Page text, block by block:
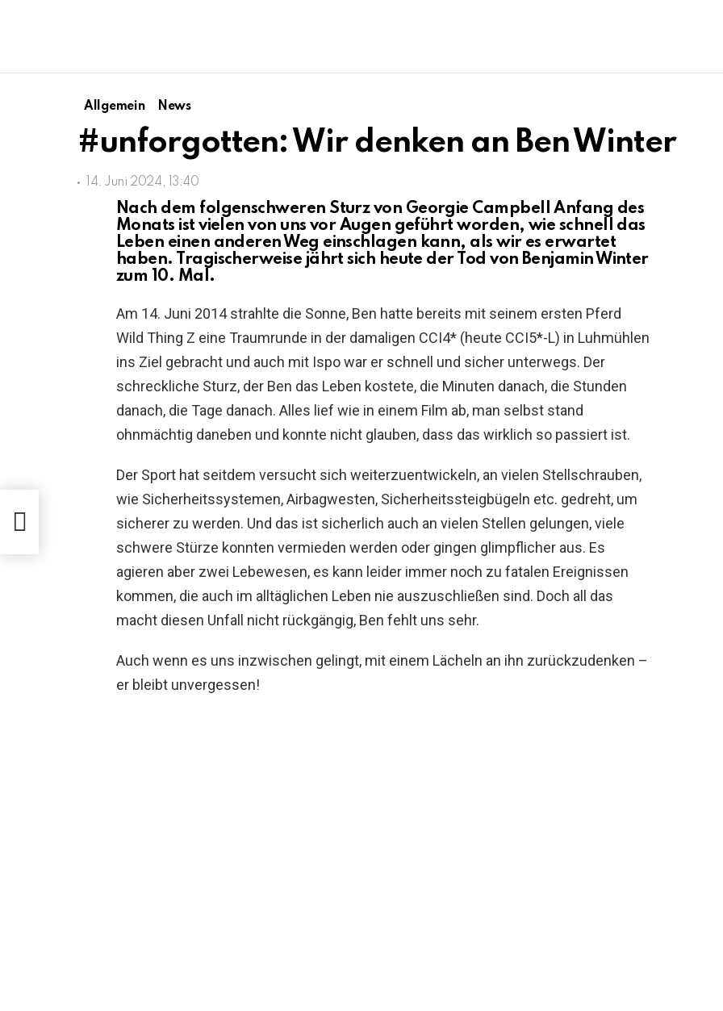
Allgemein News
#unforgotten: Wir denken an Ben Winter
14. Juni 2024, 13:40
Nach dem folgenschweren Sturz von Georgie Campbell Anfang des
Monats ist vielen von uns vor Augen geführt worden, wie schnell das
Leben einen anderen Weg einschlagen kann, als wir es erwartet
haben. Tragischerweise jährt sich heute der Tod von Benjamin Winter
zum 10. Mal.
Am 14. Juni 2014 strahlte die Sonne, Ben hatte bereits mit seinem ersten Pferd
Wild Thing Z eine Traumrunde in der damaligen CCI4* (heute CCI5*-L) in Luhmühlen
ins Ziel gebracht und auch mit Ispo war er schnell und sicher unterwegs. Der
schreckliche Sturz, der Ben das Leben kostete, die Minuten danach, die Stunden
danach, die Tage danach. Alles lief wie in einem Film ab, man selbst stand
ohnmächtig daneben und konnte nicht glauben, dass das wirklich so passiert ist.
Der Sport hat seitdem versucht sich weiterzuentwickeln, an vielen Stellschrauben,
wie Sicherheitssystemen, Airbagwesten, Sicherheitssteigbügeln etc. gedreht, um
sicherer zu werden. Und das ist sicherlich auch an vielen Stellen gelungen, viele
schwere Stürze konnten vermieden werden oder gingen glimpflicher aus. Es
agieren aber zwei Lebewesen, es kann leider immer noch zu fatalen Ereignissen
kommen, die auch im alltäglichen Leben nie auszuschließen sind. Doch all das
macht diesen Unfall nicht rückgängig, Ben fehlt uns sehr.
Auch wenn es uns inzwischen gelingt, mit einem Lächeln an ihn zurückzudenken –
er bleibt unvergessen!